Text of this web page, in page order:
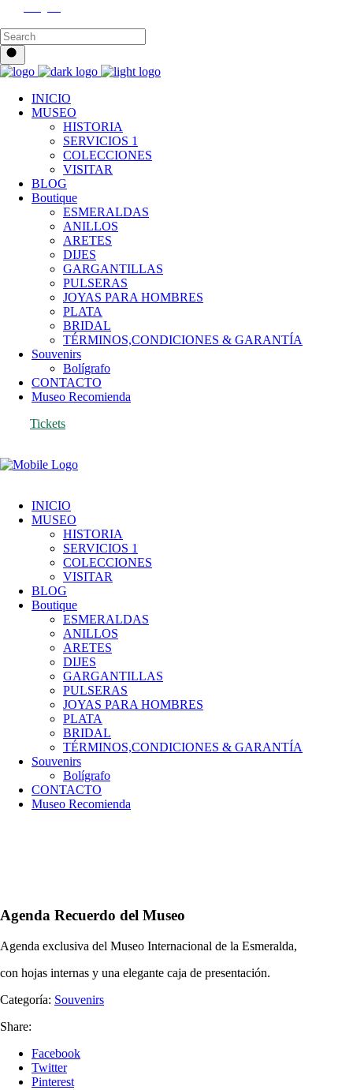
INICIO
MUSEO
HISTORIA
SERVICIOS 1
COLECCIONES
VISITAR
BLOG
Boutique
ESMERALDAS
ANILLOS
ARETES
DIJES
GARGANTILLAS
PULSERAS
JOYAS PARA HOMBRES
PLATA
BRIDAL
TÉRMINOS,CONDICIONES & GARANTÍA
Souvenirs
Bolígrafo
CONTACTO
Museo Recomienda
Tickets
INICIO
MUSEO
HISTORIA
SERVICIOS 1
COLECCIONES
VISITAR
BLOG
Boutique
ESMERALDAS
ANILLOS
ARETES
DIJES
GARGANTILLAS
PULSERAS
JOYAS PARA HOMBRES
PLATA
BRIDAL
TÉRMINOS,CONDICIONES & GARANTÍA
Souvenirs
Bolígrafo
CONTACTO
Museo Recomienda
Agenda Recuerdo del Museo
Agenda exclusiva del Museo Internacional de la Esmeralda,
con hojas internas y una elegante caja de presentación.
Categoría: Souvenirs
Share:
Facebook
Twitter
Pinterest